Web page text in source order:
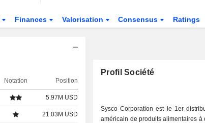
Finances Valorisation Consensus Ratings
Notation Position
5.97M USD
21.03M USD
Profil Société
Sysco Corporation est le 1er
américain de produits alimentaires à